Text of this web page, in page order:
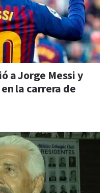
a Jorge Messi y
la carrera de